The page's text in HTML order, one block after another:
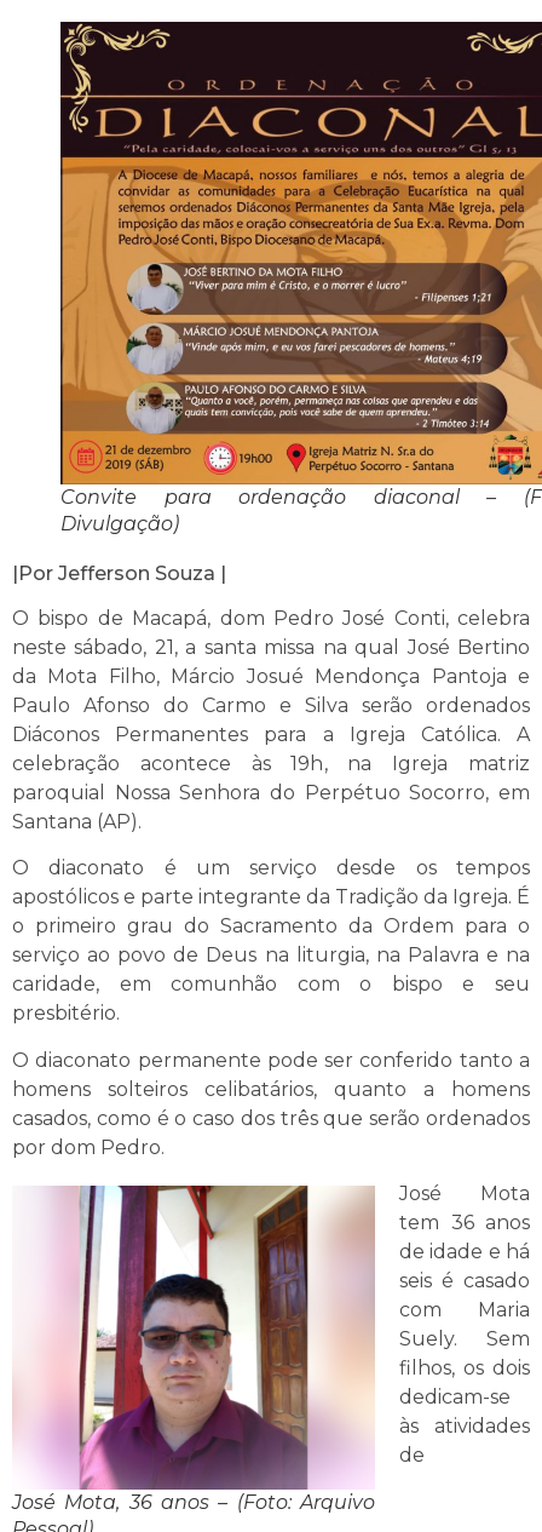
Convite para ordenação diaconal –
Divulgação)
|Por Jefferson Souza |
O bispo de Macapá, dom Pedro José Conti, celebra
neste sábado, 21, a santa missa na qual José Bertino
da Mota Filho, Márcio Josué Mendonça Pantoja e
Paulo Afonso do Carmo e Silva serão ordenados
Diáconos Permanentes para a Igreja Católica. A
celebração acontece às 19h, na Igreja matriz
paroquial Nossa Senhora do Perpétuo Socorro, em
Santana (AP).
O diaconato é um serviço desde os tempos
apostólicos e parte integrante da Tradição da Igreja. É
o primeiro grau do Sacramento da Ordem para o
serviço ao povo de Deus na liturgia, na Palavra e na
caridade, em comunhão com o bispo e seu
presbitério.
O diaconato permanente pode ser conferido tanto a
homens solteiros celibatários, quanto a homens
casados, como é o caso dos três que serão ordenados
por dom Pedro.
José Mota, 36 anos – (Foto: Arquivo
José Mota
tem 36 anos
de idade e há
seis é casado
com Maria
Suely. Sem
filhos, os dois
dedicam-se
às atividades
de